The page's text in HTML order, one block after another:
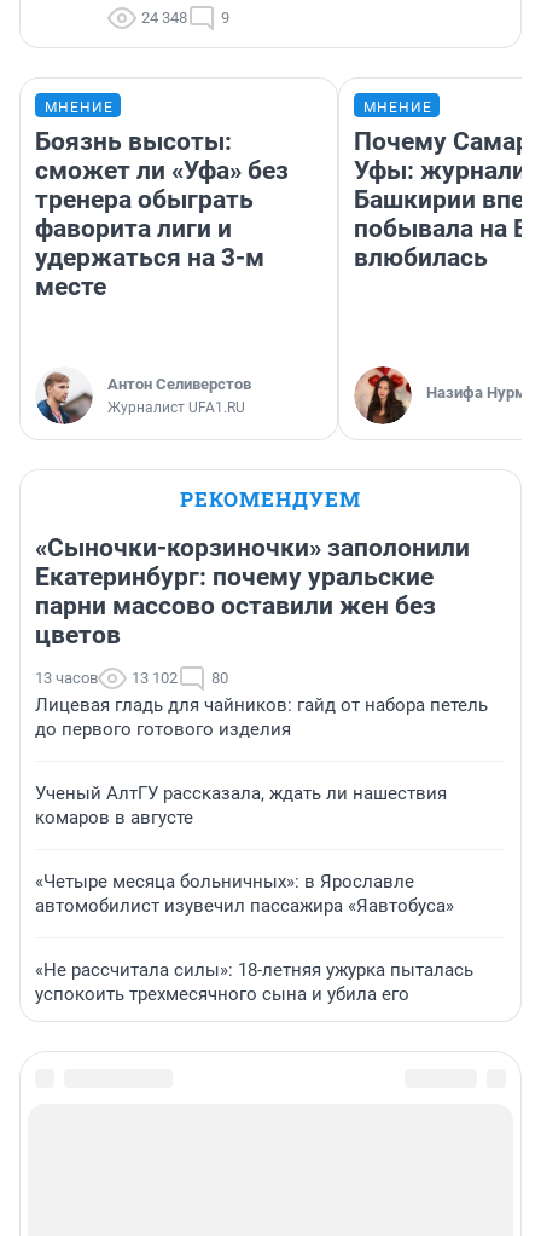
24 348 9
МНЕНИЕ
Боязнь высоты:
сможет ли «Уфа» без
тренера обыграть
фаворита лиги и
удержаться на 3-м
месте
Антон Селиверстов
Журналист UFA1.RU
МНЕНИЕ
Почему
Уфы:
Башкирии
побывала на
влюбилась
Назифа
РЕКОМЕНДУЕМ
«Сыночки-корзиночки» заполонили
Екатеринбург: почему уральские
парни массово оставили жен без
цветов
13 часов 13 102 80
Лицевая гладь для чайников: гайд от набора петель
до первого готового изделия
Ученый АлтГУ рассказала, ждать ли нашествия
комаров в августе
«Четыре месяца больничных»: в Ярославле
автомобилист изувечил пассажира «Яавтобуса»
«Не рассчитала силы»: 18-летняя ужурка пыталась
успокоить трехмесячного сына и убила его